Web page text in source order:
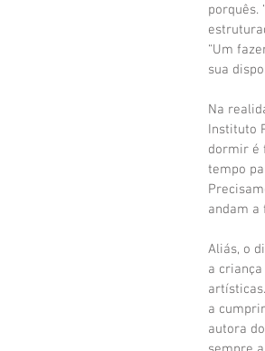
porquês.
“Um
sua
Na
Instituto
dormir é
tempo
andam a
Aliás, o
a
a
autora